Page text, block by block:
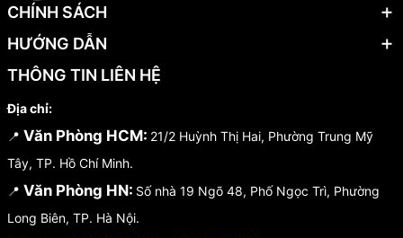
Email:hatok2012@gmail.com – sales@hatok.vn
CHÍNH SÁCH
HƯỚNG DẪN
THÔNG TIN LIÊN HỆ
Địa chỉ:
📍 Văn Phòng HCM: 21/2 Huỳnh Thị Hai, Phường Trung Mỹ
Tây, TP. Hồ Chí Minh.
📍 Văn Phòng HN: Số nhà 19 Ngõ 48, Phố Ngọc Trì, Phường
Long Biên, TP. Hà Nội.